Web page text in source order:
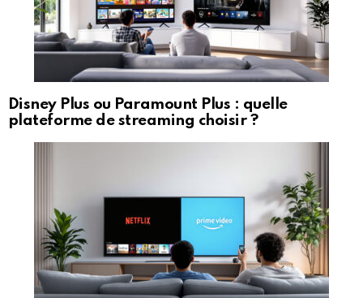
Disney Plus ou Paramount Plus : quelle
plateforme de streaming choisir ?